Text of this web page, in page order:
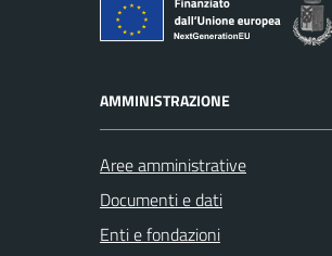
AMMINISTRAZIONE
Aree amministrative
Documenti e dati
Enti e fondazioni